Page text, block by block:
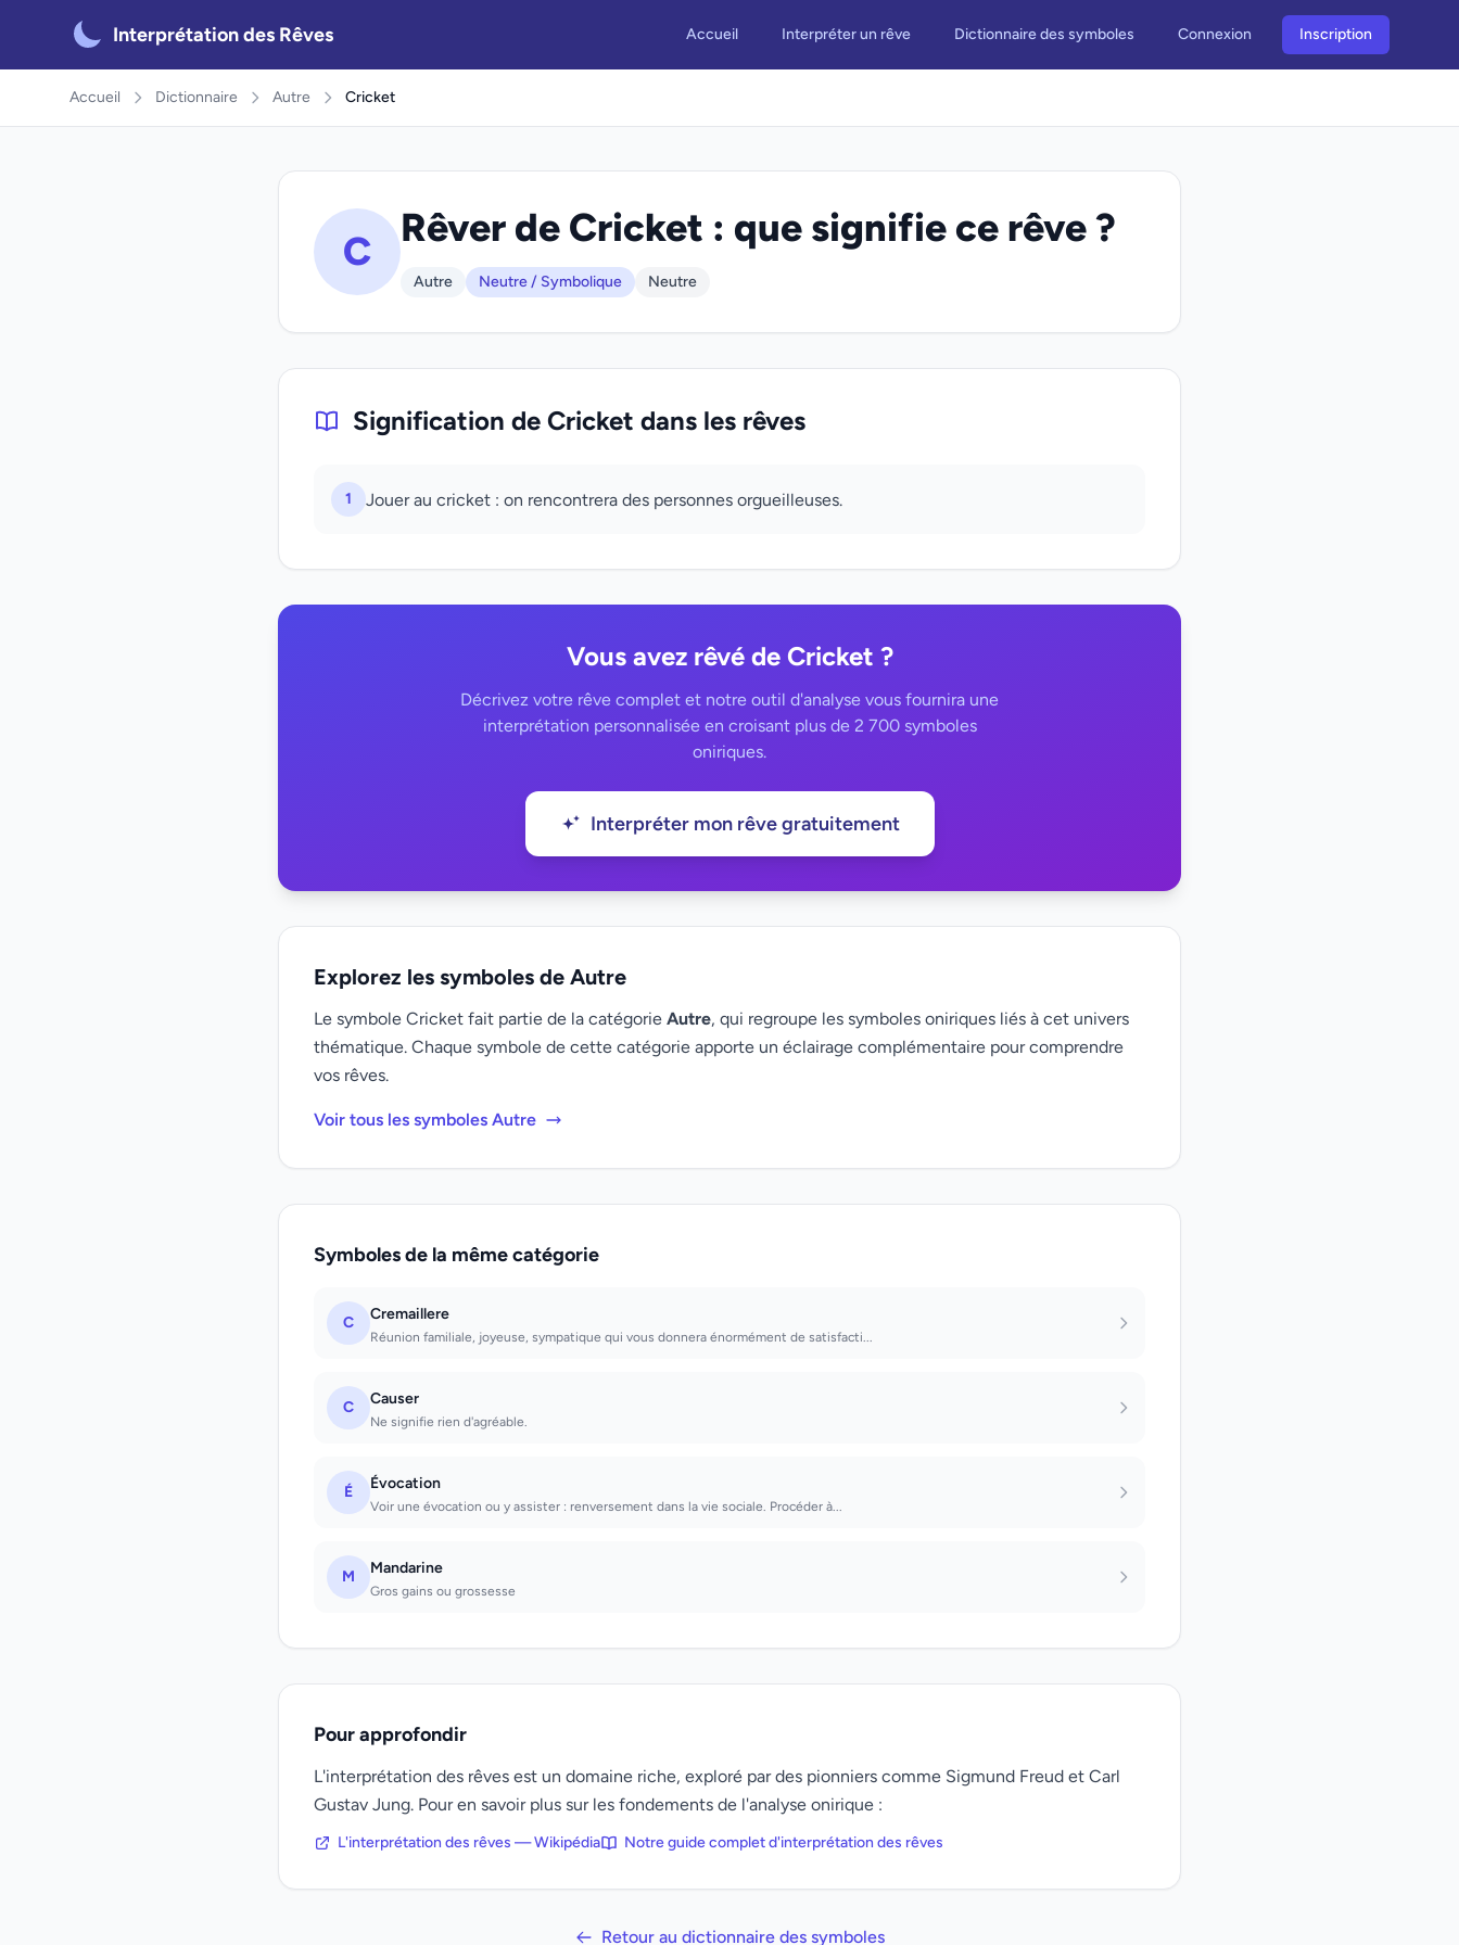
Interprétation des Rêves Accueil Interpréter un rêve Dictionnaire des symboles Connexion Inscription
Accueil Dictionnaire Autre Cricket
C
Rêver de Cricket : que signifie ce rêve ?
Autre Neutre / Symbolique Neutre
Signification de Cricket dans les rêves
1 Jouer au cricket : on rencontrera des personnes orgueilleuses.
Vous avez rêvé de Cricket ?
Décrivez votre rêve complet et notre outil d'analyse vous fournira une
interprétation personnalisée en croisant plus de 2 700 symboles
oniriques.
Interpréter mon rêve gratuitement
Explorez les symboles de Autre
Le symbole Cricket fait partie de la catégorie Autre, qui regroupe les symboles oniriques liés à cet univers
thématique. Chaque symbole de cette catégorie apporte un éclairage complémentaire pour comprendre
vos rêves.
Voir tous les symboles Autre
Symboles de la même catégorie
C Cremaillere
Réunion familiale, joyeuse, sympatique qui vous donnera énormément de satisfacti...
C Causer
Ne signifie rien d'agréable.
É Évocation
Voir une évocation ou y assister : renversement dans la vie sociale. Procéder à...
M Mandarine
Gros gains ou grossesse
Pour approfondir
L'interprétation des rêves est un domaine riche, exploré par des pionniers comme Sigmund Freud et Carl
Gustav Jung. Pour en savoir plus sur les fondements de l'analyse onirique :
L'interprétation des rêves — Wikipédia Notre guide complet d'interprétation des rêves
Retour au dictionnaire des symboles